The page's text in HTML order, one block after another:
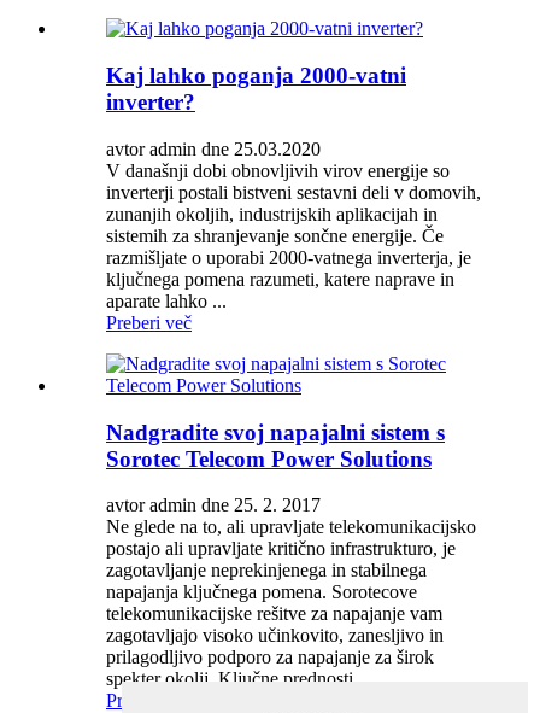
Kaj lahko poganja 2000-vatni
inverter?
avtor admin dne 25.03.2020
V današnji dobi obnovljivih virov energije so
inverterji postali bistveni sestavni deli v domovih,
zunanjih okoljih, industrijskih aplikacijah in
sistemih za shranjevanje sončne energije. Če
razmišljate o uporabi 2000-vatnega inverterja, je
ključnega pomena razumeti, katere naprave in
aparate lahko ...
Preberi več
Nadgradite svoj napajalni sistem s
Sorotec Telecom Power Solutions
avtor admin dne 25. 2. 2017
Ne glede na to, ali upravljate telekomunikacijsko
postajo ali upravljate kritično infrastrukturo, je
zagotavljanje neprekinjenega in stabilnega
napajanja ključnega pomena. Sorotecove
telekomunikacijske rešitve za napajanje vam
zagotavljajo visoko učinkovito, zanesljivo in
prilagodljivo podporo za napajanje za širok
spekter okolij. Ključne prednosti ...
Preberi več